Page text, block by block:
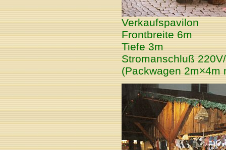
Verkaufspavilon
Frontbreite 6m
Tiefe 3m
Stromanschluß
(Packwagen 2m×4m